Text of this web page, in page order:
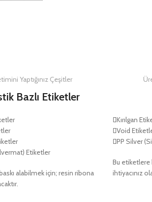
Yaptığınız Çeşitler
Bazlı Etiketler
Etiketler
alabilmek için; resin ribona
Kırılgan
Void
PP Silver
Bu etiketlere
ihtiyacınız